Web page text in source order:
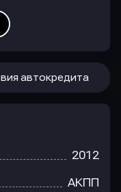
автокредита
2012
АКПП